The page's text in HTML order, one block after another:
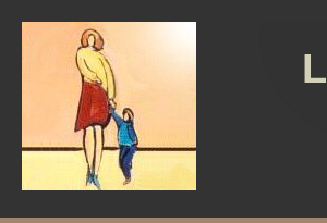
L